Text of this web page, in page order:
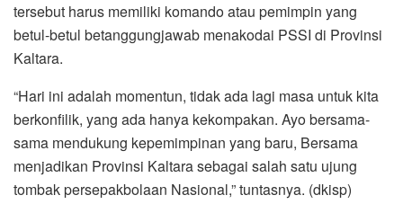
tersebut harus memiliki komando atau pemimpin yang
betul-betul betanggungjawab menakodai PSSI di Provinsi
Kaltara.
“Hari ini adalah momentun, tidak ada lagi masa untuk kita
berkonfilik, yang ada hanya kekompakan. Ayo bersama-
sama mendukung kepemimpinan yang baru, Bersama
menjadikan Provinsi Kaltara sebagai salah satu ujung
tombak persepakbolaan Nasional,” tuntasnya. (dkisp)